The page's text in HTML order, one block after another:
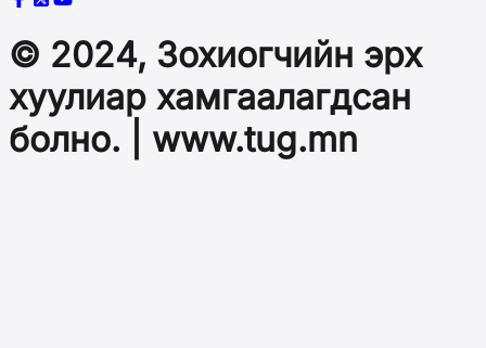
© 2024, Зохиогчийн эрх
хуулиар хамгаалагдсан
болно. | www.tug.mn